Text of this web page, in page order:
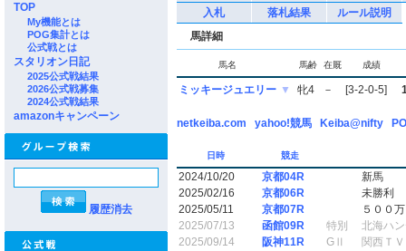
TOP
My機能とは
POG集計とは
公式戦とは
スタリオン日記
2025公式戦結果
2026公式戦募集
2024公式戦結果
amazonキャンペーン
履歴消去
入札
落札結果
ルール説明
馬詳細
馬名 馬齢 在厩 成績
ミッキージュエリー ▼ 牝4 － [3-2-0-5]
netkeiba.com yahoo!競馬 Keiba@nifty
日時 競走
2024/10/20 京都04R
新馬
2025/02/16
京都06R
未勝利
2025/05/11
京都07R
５００
2025/07/13
函館09R 特別
北海ハ
2025/09/14
阪神11R GⅡ
関西Ｔ